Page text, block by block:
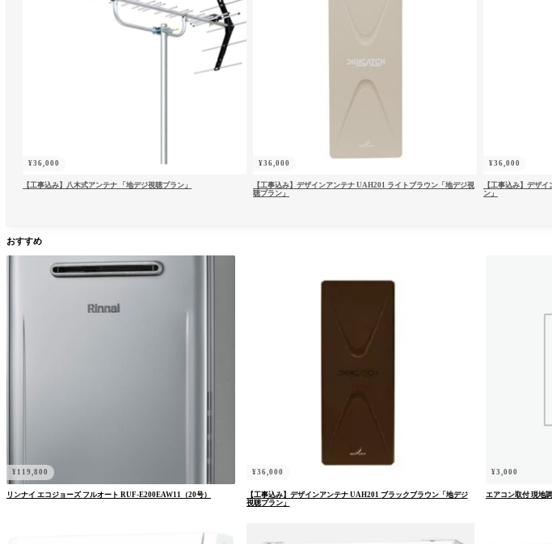
¥36,000
【工事込み】八木式アンテナ 「地デジ視聴プラン」
¥36,000
【工事込み】デザインアンテナ UAH201 ライトブラウン「地デジ視
聴プラン」
¥36,000
【工事込み】デザ
ン」
おすすめ
¥ 119,800
リンナイ エコジョーズ フルオート RUF-E200EAW11（20号）
¥ 36,000
【工事込み】デザインアンテナ UAH201 ブラックブラウン「地デジ
視聴プラン」
¥3,000
エアコン取付 現地